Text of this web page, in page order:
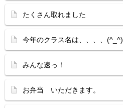
たくさん取れました
今年のクラス名は、、、、(^_^)
みんな速っ！
お弁当 いただきます。